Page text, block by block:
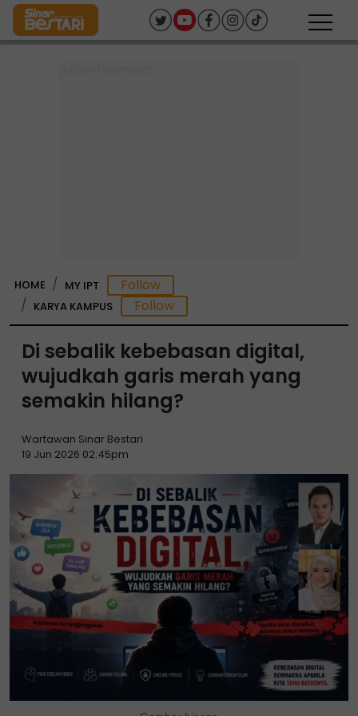
HOME
MY IPT
KARYA KAMPUS
Di sebalik kebebasan digital,
wujudkah garis merah yang
semakin hilang?
Wartawan Sinar Bestari
19 Jun 2026 02:45pm